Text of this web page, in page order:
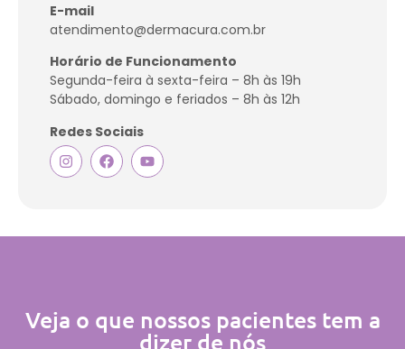
E-mail
atendimento@dermacura.com.br
Horário de Funcionamento
Segunda-feira à sexta-feira – 8h às 19h
Sábado, domingo e feriados – 8h às 12h
Redes Sociais
Veja o que nossos pacientes tem a
dizer de nós